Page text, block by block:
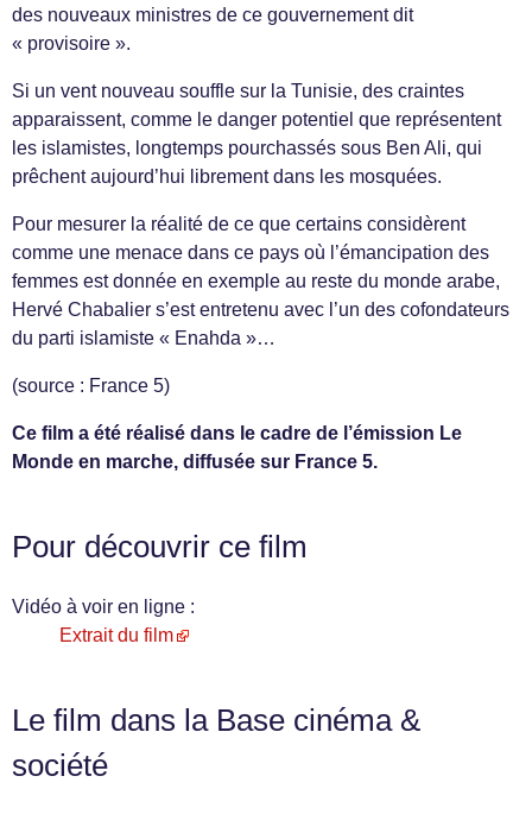
des nouveaux ministres de ce gouvernement dit
« provisoire ».
Si un vent nouveau souffle sur la Tunisie, des craintes
apparaissent, comme le danger potentiel que représentent
les islamistes, longtemps pourchassés sous Ben Ali, qui
prêchent aujourd’hui librement dans les mosquées.
Pour mesurer la réalité de ce que certains considèrent
comme une menace dans ce pays où l’émancipation des
femmes est donnée en exemple au reste du monde arabe,
Hervé Chabalier s’est entretenu avec l’un des cofondateurs
du parti islamiste « Enahda »…
(source : France 5)
Ce film a été réalisé dans le cadre de l’émission Le
Monde en marche, diffusée sur France 5.
Pour découvrir ce film
Vidéo à voir en ligne :
Extrait du film
Le film dans la Base cinéma &
société